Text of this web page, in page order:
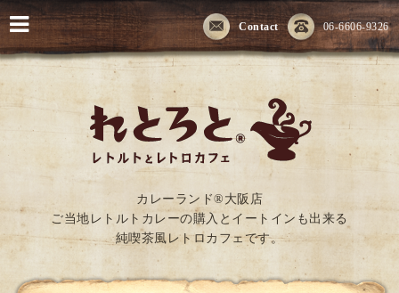
06-6606-9326
Contact
カレーランド®大阪店
ご当地レトルトカレーの購入とイートインも出来る
純喫茶風レトロカフェです。